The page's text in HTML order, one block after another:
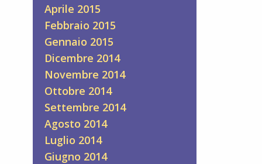
Aprile 2015
Febbraio 2015
Gennaio 2015
Dicembre 2014
Novembre 2014
Ottobre 2014
Settembre 2014
Agosto 2014
Luglio 2014
Giugno 2014